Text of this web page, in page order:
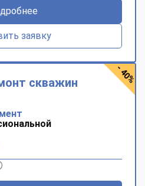
заявку
скважин - 40%